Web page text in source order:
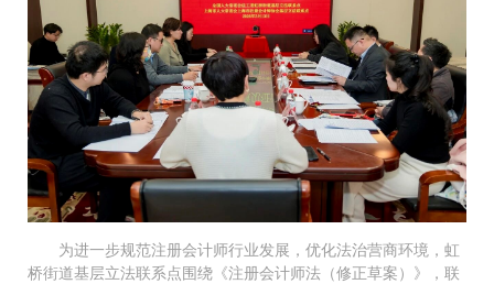
为进一步规范注册会计师行业发展，优化法治营商环境，虹
桥街道基层立法联系点围绕《注册会计师法（修正草案）》，联